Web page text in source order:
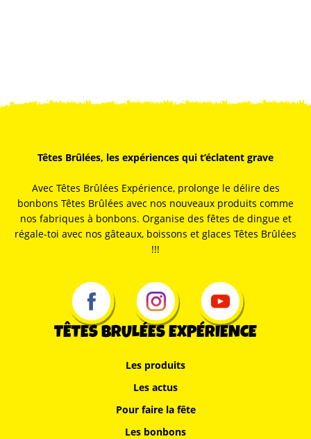
Têtes Brûlées, les expériences qui t’éclatent grave
Avec Têtes Brûlées Expérience, prolonge le délire des
bonbons Têtes Brûlées avec nos nouveaux produits comme
nos fabriques à bonbons. Organise des fêtes de dingue et
régale-toi avec nos gâteaux, boissons et glaces Têtes Brûlées
!!!
TÊTES BRULÉES EXPÉRIENCE
Les produits
Les actus
Pour faire la fête
Les bonbons